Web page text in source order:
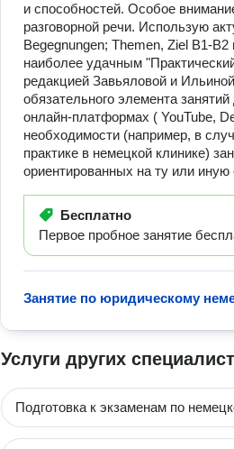
и способностей. Особое
разговорной речи. Использую
Begegnungen; Themen, Ziel B1-
наиболее удачным
редакцией Завьяловой и
обязательного элемента
онлайн-платформах ( YouTube,
необходимости (например, в
практике в немецкой клинике)
ориентированных на ту или иную
Бесплатно
Первое пробное занятие
Занятие по юридическому
Услуги других
Подготовка к экзаменам по